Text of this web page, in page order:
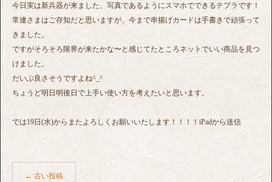
今日実は新兵器が来ました、写真であるようにスマホでできるテプラです！
常連さまはご存知だと思いますが、今まで串揚げカードは手書きで頑張って
きました。
ですがそろそろ限界が来たかな〜と感じてたところネットでいい商品を見つ
けました。
だいぶ良さそうですよね^_^
ちょうど明日明後日で上手い使い方を考えたいと思います。
では19日(水)からまたよろしくお願いいたします！！！！iPadから送信
← 古い投稿